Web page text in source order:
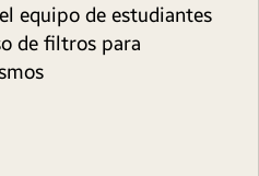
equipo de estudiantes
de filtros para